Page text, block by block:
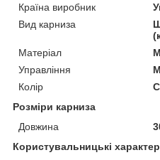
Країна виробник
Вид карниза
Матеріал
Управління
Колір
Розміри карниза
Довжина
Користувальницькі